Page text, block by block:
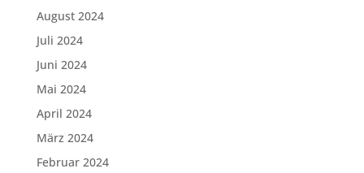
August 2024
Juli 2024
Juni 2024
Mai 2024
April 2024
März 2024
Februar 2024